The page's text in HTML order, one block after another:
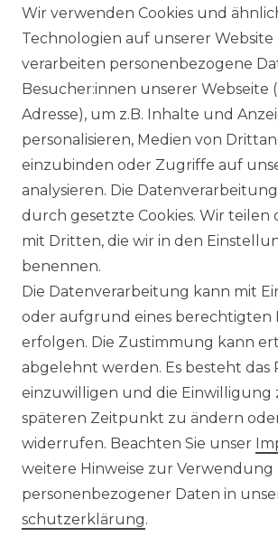
KOSTENLOSER &
LIEFERZEIT ETWA 1 BIS 3
14 TAGE
Laro-Shop.de
06233-7705680
info@laro-shop.de
Montag - Freitag, 09:00 - 17:00
Wir verwenden Cookies und
Technologien auf unserer Website
verarbeiten personenbezogene
Besucher:innen unserer Webseite
Adresse), um z.B. Inhalte und
personalisieren, Medien von
einzubinden oder Zugriffe auf
analysieren. Die
durch gesetzte Cookies. Wir teilen
mit Dritten, die wir in den
benennen.
Die Datenverarbeitung kann mit
oder aufgrund eines berechtigten
erfolgen. Die Zustimmung kann
abgelehnt werden. Es besteht das
einzuwilligen und die Einwilligung
späteren Zeitpunkt zu ändern
widerrufen. Beachten Sie unser
weitere Hinweise zur Verwendung
personenbezogener Daten in
schutz­erklärung.